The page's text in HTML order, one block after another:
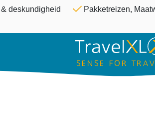
deskundigheid Pakketreizen,